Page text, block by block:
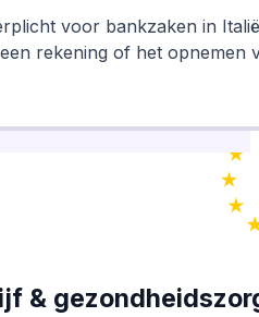
voor bankzaken in
rekening of het opnemen
&